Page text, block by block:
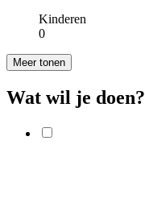
Kinderen
0
Meer tonen
Wat wil je doen?